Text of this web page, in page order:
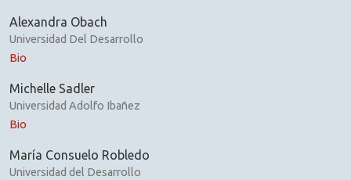
Alexandra Obach
Universidad Del Desarrollo
Bio
Michelle Sadler
Universidad Adolfo Ibañez
Bio
María Consuelo Robledo
Universidad del Desarrollo